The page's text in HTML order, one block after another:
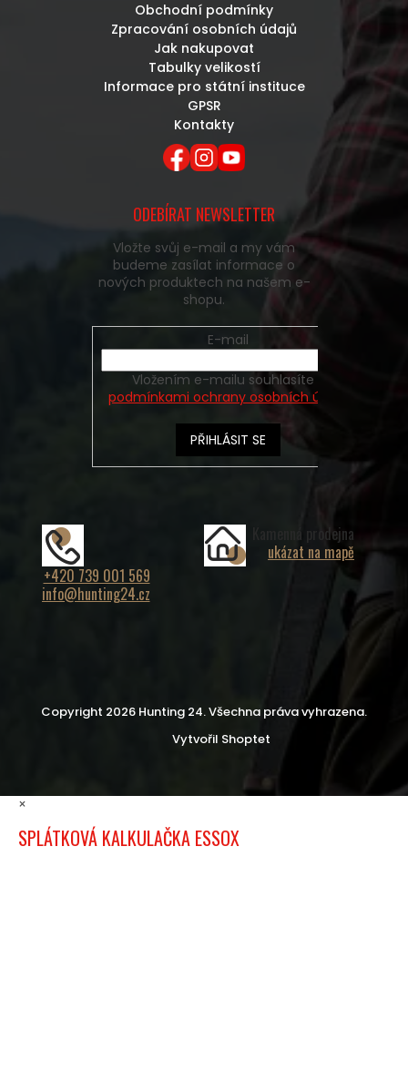
Obchodní podmínky
Zpracování osobních údajů
Jak nakupovat
Tabulky velikostí
Informace pro státní instituce
GPSR
Kontakty
ODEBÍRAT NEWSLETTER
Vložte svůj e-mail a my vám
budeme zasílat informace o
nových produktech na našem e-
shopu.
E-mail
podmínkami ochrany osobních údajů
PŘIHLÁSIT SE
+420 739 001 569
info@hunting24.cz
Kamenná prodejna
ukázat na mapě
Vytvořil Shoptet
Copyright 2026 Hunting 24. Všechna práva vyhrazena.
×
SPLÁTKOVÁ KALKULAČKA ESSOX